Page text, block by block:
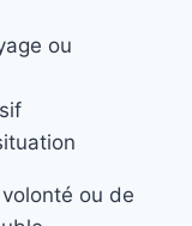
ou
volonté ou de